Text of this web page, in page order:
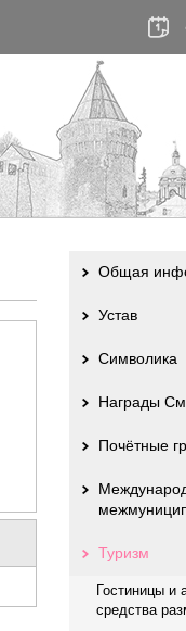
Общая
Устав
Символика
Награды
Почётные
Туризм
Гостиницы и
средства